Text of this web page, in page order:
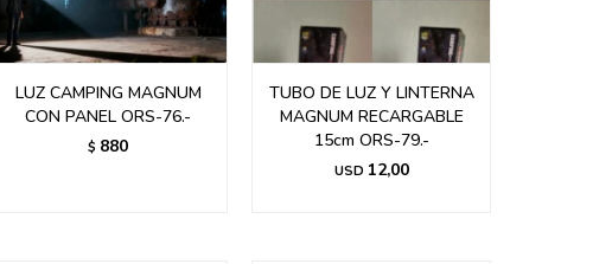
LUZ CAMPING MAGNUM
CON PANEL ORS-76.-
$ 880
TUBO DE LUZ Y LINTERNA
MAGNUM RECARGABLE
15cm ORS-79.-
USD 12,00